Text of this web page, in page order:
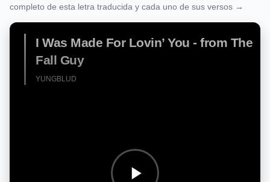
completo de esta letra traducida y cada uno de sus versos →
I Was Made For Lovin’ You - from The
Fall Guy
YUNGBLUD